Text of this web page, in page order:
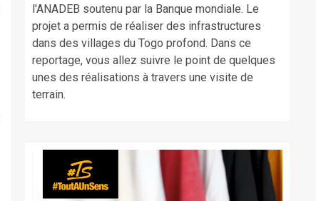
l'ANADEB soutenu par la Banque mondiale. Le
projet a permis de réaliser des infrastructures
dans des villages du Togo profond. Dans ce
reportage, vous allez suivre le point de quelques
unes des réalisations à travers une visite de
terrain.